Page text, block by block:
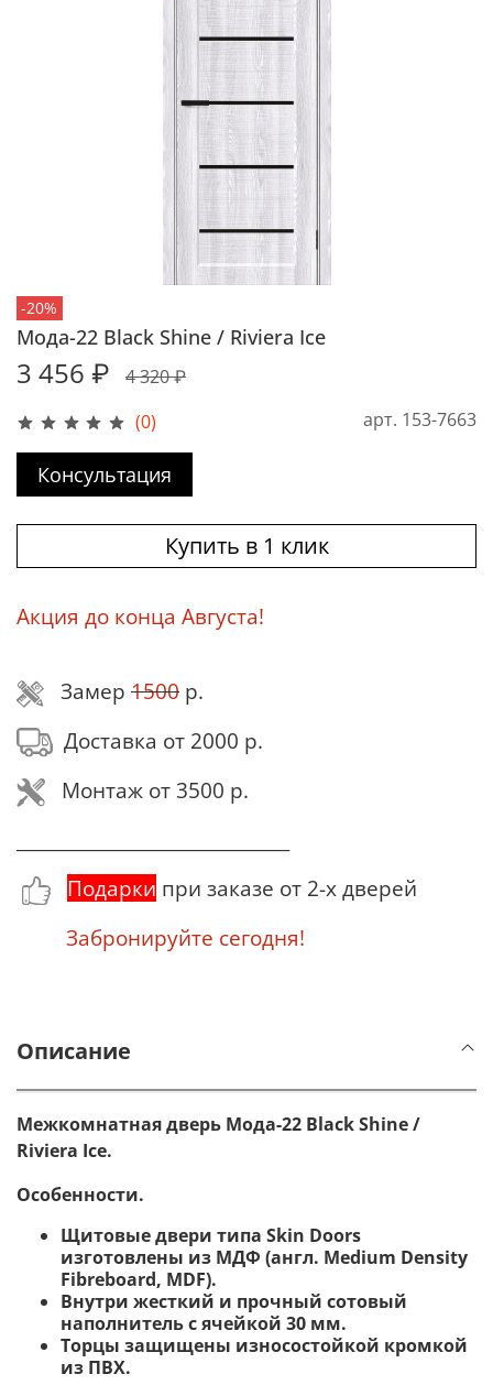
-20%
(0) арт. 153-7663
Мода-22 Black Shine / Riviera Ice
3 456 ₽ 4 320 ₽
Консультация
Купить в 1 клик
Акция до конца Августа!
Замер 1500 р.
Доставка от 2000 р.
Монтаж от 3500 р.
Подарки при заказе от 2-х дверей
Забронируйте сегодня!
Описание
Межкомнатная дверь Мода-22 Black Shine /
Riviera Ice.
Особенности.
Щитовые двери типа Skin Doors
изготовлены из МДФ (англ. Medium Density
Fibreboard, MDF).
Внутри жесткий и прочный сотовый
наполнитель с ячейкой 30 мм.
Торцы защищены износостойкой кромкой
из ПВХ.